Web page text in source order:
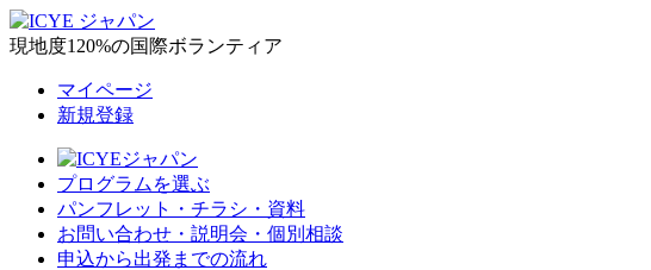
現地度120%の国際ボランティア
マイページ
新規登録
プログラムを選ぶ
パンフレット・チラシ・資料
お問い合わせ・説明会・個別相談
申込から出発までの流れ